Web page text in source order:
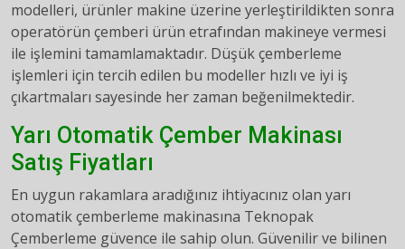
modelleri, ürünler makine üzerine yerleştirildikten sonra
operatörün çemberi ürün etrafından makineye vermesi
ile işlemini tamamlamaktadır. Düşük çemberleme
işlemleri için tercih edilen bu modeller hızlı ve iyi iş
çıkartmaları sayesinde her zaman beğenilmektedir.
Yarı Otomatik Çember Makinası
Satış Fiyatları
En uygun rakamlara aradığınız ihtiyacınız olan yarı
otomatik çemberleme makinasına Teknopak
Çemberleme güvence ile sahip olun. Güvenilir ve bilinen